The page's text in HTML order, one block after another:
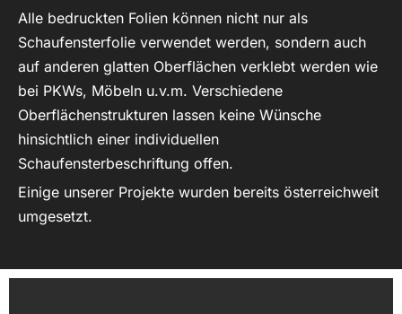
Alle bedruckten Folien können nicht nur als
Schaufensterfolie verwendet werden, sondern auch
auf anderen glatten Oberflächen verklebt werden wie
bei PKWs, Möbeln u.v.m. Verschiedene
Oberflächenstrukturen lassen keine Wünsche
hinsichtlich einer individuellen
Schaufensterbeschriftung offen.
Einige unserer Projekte wurden bereits österreichweit
umgesetzt.